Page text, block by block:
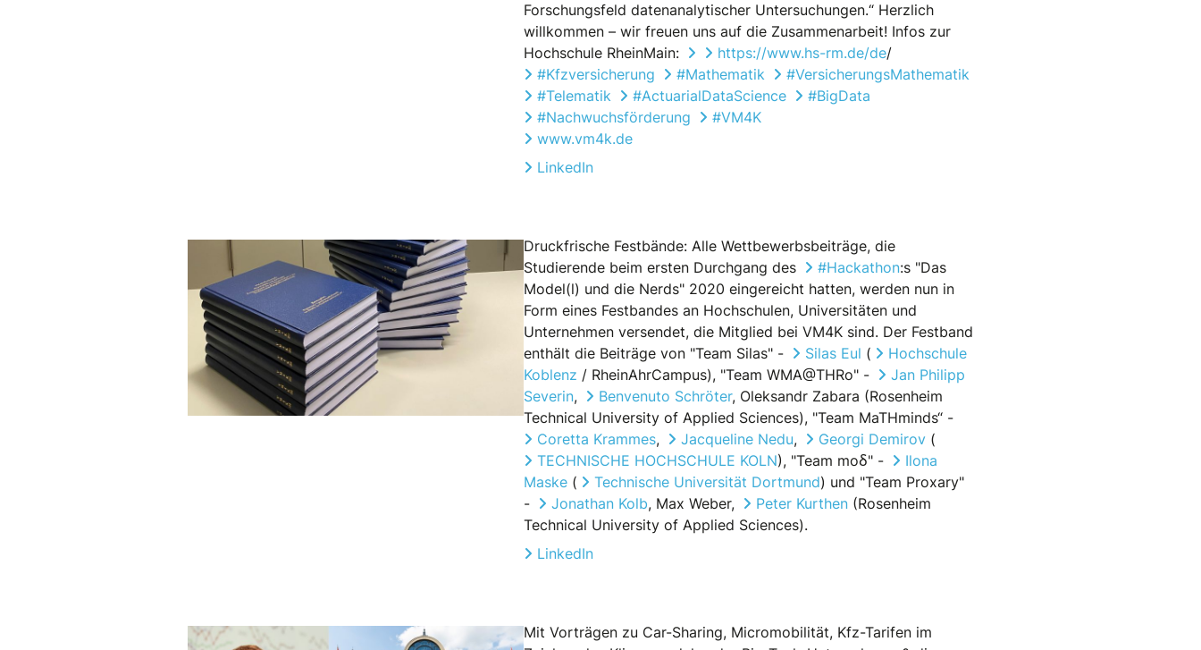
Forschungsfeld datenanalytischer Untersuchungen.“ Herzlich
willkommen – wir freuen uns auf die Zusammenarbeit! Infos zur
Hochschule RheinMain:
https://www.hs-rm.de/de/
#Kfzversicherung
#Mathematik
#VersicherungsMathematik
#Telematik
#ActuarialDataScience
#BigData
#Nachwuchsförderung
#VM4K
www.vm4k.de
LinkedIn
Druckfrische Festbände: Alle Wettbewerbsbeiträge, die
Studierende beim ersten Durchgang des
#Hackathon:s "Das
Model(l) und die Nerds" 2020 eingereicht hatten, werden nun in
Form eines Festbandes an Hochschulen, Universitäten und
Unternehmen versendet, die Mitglied bei VM4K sind. Der Festband
enthält die Beiträge von "Team Silas" -
Silas Eul (
Hochschule
Koblenz / RheinAhrCampus), "Team WMA@THRo" -
Jan Philipp
Severin, Benvenuto Schröter, Oleksandr Zabara (Rosenheim
Technical University of Applied Sciences), "Team MaTHminds“ -
Coretta Krammes, Jacqueline Nedu, Georgi Demirov(
TECHNISCHE HOCHSCHULE KOLN), "Team moẟ" -
Ilona
Maske( Technische Universität Dortmund) und "Team Proxary"
-
Jonathan Kolb, Max Weber, Peter Kurthen(Rosenheim
Technical University of Applied Sciences).
LinkedIn
Mit Vorträgen zu Car-Sharing, Micromobilität, Kfz-Tarifen im